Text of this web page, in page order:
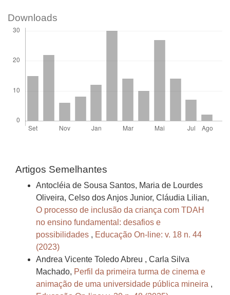
Downloads
Artigos Semelhantes
Antocléia de Sousa Santos, Maria de Lourdes
Oliveira, Celso dos Anjos Junior, Cláudia Lilian,
O processo de inclusão da criança com TDAH
no ensino fundamental: desafios e
possibilidades , Educação On-line: v. 18 n. 44
(2023)
Andrea Vicente Toledo Abreu , Carla Silva
Machado, Perfil da primeira turma de cinema e
animação de uma universidade pública mineira ,